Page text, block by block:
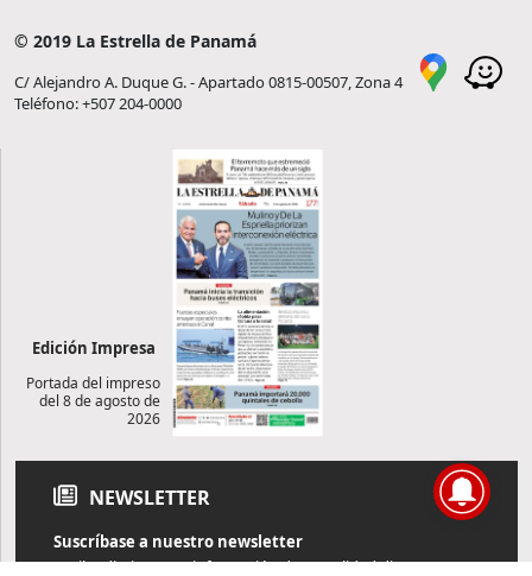
© 2019 La Estrella de Panamá
C/ Alejandro A. Duque G. - Apartado 0815-00507, Zona 4
Teléfono: +507 204-0000
Edición Impresa
Portada del impreso
del 8 de agosto de
2026
NEWSLETTER
Suscríbase a nuestro newsletter
Reciba diariamente información de actualidad directamente en